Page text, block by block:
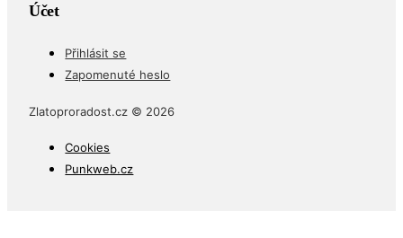
Účet
Přihlásit se
Zapomenuté heslo
Zlatoproradost.cz © 2026
Cookies
Punkweb.cz